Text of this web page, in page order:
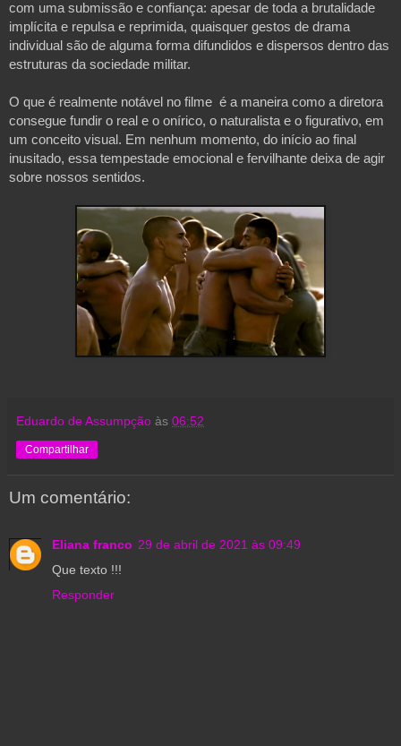
com uma submissão e confiança: apesar de toda a brutalidade
implícita e repulsa e reprimida, quaisquer gestos de drama
individual são de alguma forma difundidos e dispersos dentro das
estruturas da sociedade militar.
O que é realmente notável no filme  é a maneira como a diretora
consegue fundir o real e o onírico, o naturalista e o figurativo, em
um conceito visual. Em nenhum momento, do início ao final
inusitado, essa tempestade emocional e fervilhante deixa de agir
sobre nossos sentidos.
Eduardo de Assumpção às 06:52
Compartilhar
Um comentário:
Eliana franco 29 de abril de 2021 às 09:49
Que texto !!!
Responder